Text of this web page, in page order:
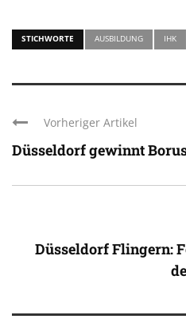
STICHWORTE AUSBILDUNG IHK
Vorheriger Artikel
Düsseldorf gewinnt
Düsseldorf Flingern: